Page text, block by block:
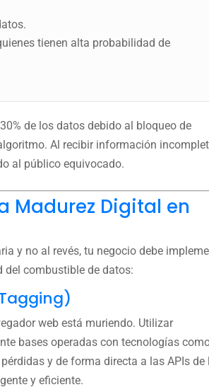
tienen alta probabilidad de
de los datos debido al bloqueo de
Al recibir información
al público equivocado.
Madurez Digital en
y no al revés, tu negocio debe
del combustible de datos:
web está muriendo. Utilizar
bases operadas con tecnologías
y de forma directa a las APIs de
y eficiente.